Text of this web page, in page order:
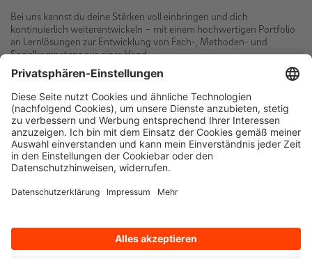
Bei uns kannst du deine Stärken voll einbringen und dich
kontinuierlich weiterentwickeln – mit einem hochwertigen Portfolio
an Lernlösungen zur Entwicklung von Fach-, Methoden- und
Sozialkompetenz aus einer Hand.
Dank unserer flexiblen Arbeitszeiten, Vertrauensarbeitsorten und
einer Vielzahl an Aufgabenbereichen, ist für uns Work-Life-
Integration selbstverständlich: Freiraum zur Entfaltung, Sabbatical-
Möglichkeiten und echte Flexibilität gehören dazu.
Bereit, Digitalisierung aktiv mitzugestalten? Starte jetzt bei
q.beyond!
Unsere Jobs